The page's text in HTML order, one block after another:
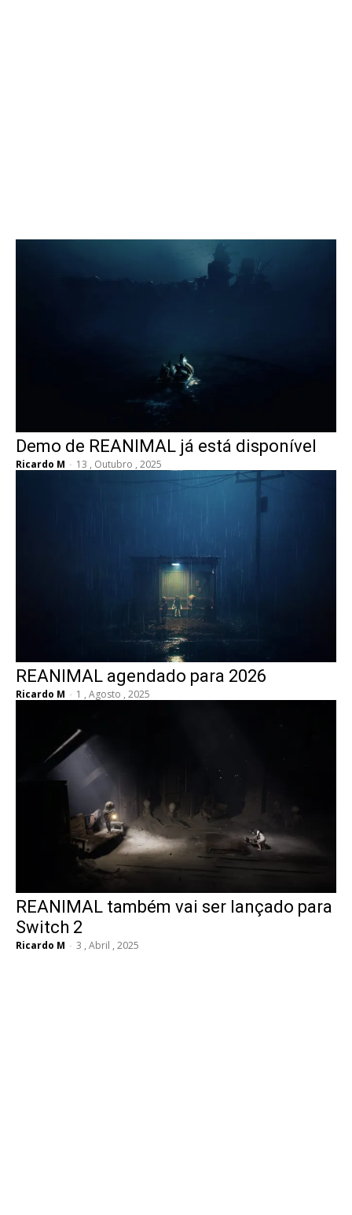
Demo de REANIMAL já está disponível
Ricardo M - 13 , Outubro , 2025
REANIMAL agendado para 2026
Ricardo M - 1 , Agosto , 2025
REANIMAL também vai ser lançado para
Switch 2
Ricardo M - 3 , Abril , 2025